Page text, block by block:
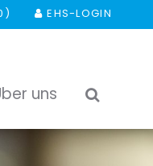
) EHS-LOGIN
uns
vor